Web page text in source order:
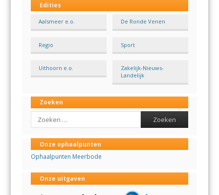
Edities
Aalsmeer e.o. De Ronde Venen
Regio Sport
Uithoorn e.o.
Zakelijk-Nieuws-
Landelijk
Zoeken
Search
Onze ophaalpunten
Ophaalpunten Meerbode
Onze uitgaven